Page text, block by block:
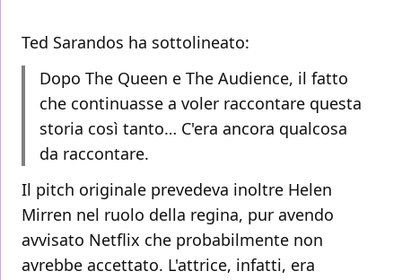
Ted Sarandos ha sottolineato:
Dopo The Queen e The Audience, il fatto
che continuasse a voler raccontare questa
storia così tanto… C'era ancora qualcosa
da raccontare.
Il pitch originale prevedeva inoltre Helen
Mirren nel ruolo della regina, pur avendo
avvisato Netflix che probabilmente non
avrebbe accettato. L'attrice, infatti, era